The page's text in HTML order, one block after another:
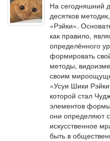
На сегодняшний
десятков
«Рэйки».
как правило,
определённого
формировать
методы,
своим
«Усуи Шики
которой стал
элементов
они определяют
искусственное
быть в